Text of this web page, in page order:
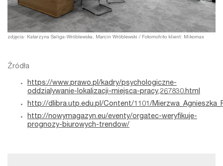
zdjęcia: Katarzyna Seliga-Wróblewska, Marcin Wróblewski / Fotomohito klient: Mikomax
Źródła
https://www.prawo.pl/kadry/psychologiczne-
oddzialywanie-lokalizacji-miejsca-pracy,267830.html
http://dlibra.utp.edu.pl/Content/1101/
http://nowymagazyn.eu/eventy/orgatec-weryfikuje-
prognozy-biurowych-trendow/